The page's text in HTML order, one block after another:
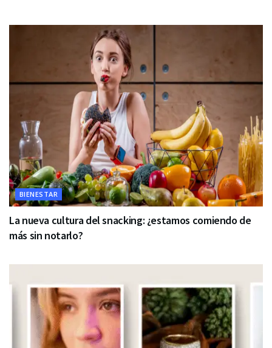
BIENESTAR
La nueva cultura del snacking: ¿estamos comiendo de
más sin notarlo?